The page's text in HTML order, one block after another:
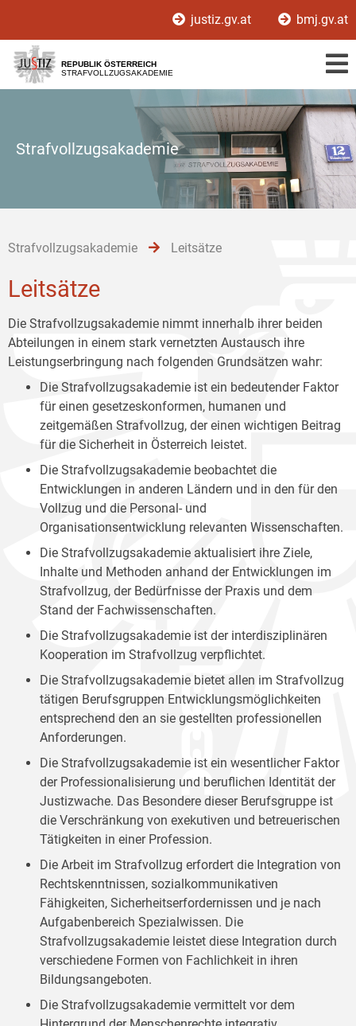
[1]
[2]
[3]
justiz.gv.at bmj.gv.at
REPUBLIK ÖSTERREICH
STRAFVOLLZUGSAKADEMIE
Strafvollzugsakademie
Strafvollzugsakademie Leitsätze
Leitsätze
Die Strafvollzugsakademie nimmt innerhalb ihrer beiden
Abteilungen in einem stark vernetzten Austausch ihre
Leistungserbringung nach folgenden Grundsätzen wahr:
Die Strafvollzugsakademie ist ein bedeutender Faktor
für einen gesetzeskonformen, humanen und
zeitgemäßen Strafvollzug, der einen wichtigen Beitrag
für die Sicherheit in Österreich leistet.
Die Strafvollzugsakademie beobachtet die
Entwicklungen in anderen Ländern und in den für den
Vollzug und die Personal- und
Organisationsentwicklung relevanten Wissenschaften.
Die Strafvollzugsakademie aktualisiert ihre Ziele,
Inhalte und Methoden anhand der Entwicklungen im
Strafvollzug, der Bedürfnisse der Praxis und dem
Stand der Fachwissenschaften.
Die Strafvollzugsakademie ist der interdisziplinären
Kooperation im Strafvollzug verpflichtet.
Die Strafvollzugsakademie bietet allen im Strafvollzug
tätigen Berufsgruppen Entwicklungsmöglichkeiten
entsprechend den an sie gestellten professionellen
Anforderungen.
Die Strafvollzugsakademie ist ein wesentlicher Faktor
der Professionalisierung und beruflichen Identität der
Justizwache. Das Besondere dieser Berufsgruppe ist
die Verschränkung von exekutiven und betreuerischen
Tätigkeiten in einer Profession.
Die Arbeit im Strafvollzug erfordert die Integration von
Rechtskenntnissen, sozialkommunikativen
Fähigkeiten, Sicherheitserfordernissen und je nach
Aufgabenbereich Spezialwissen. Die
Strafvollzugsakademie leistet diese Integration durch
verschiedene Formen von Fachlichkeit in ihren
Bildungsangeboten.
Die Strafvollzugsakademie vermittelt vor dem